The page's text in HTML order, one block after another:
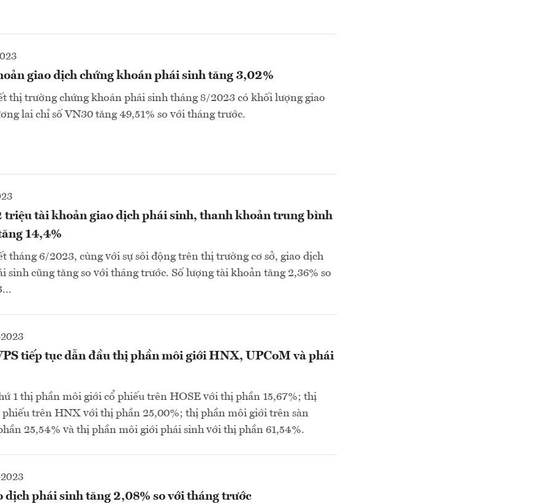
giao dịch chứng khoán phái sinh tăng 3,02%
thị trường chứng khoán phái sinh tháng 8/2023 có khối lượng giao
lai chỉ số VN30 tăng 49,51% so với tháng trước.
triệu tài khoản giao dịch phái sinh, thanh khoản trung bình
14,4%
tháng 6/2023, cùng với sự sôi động trên thị trường cơ sở, giao dịch
sinh cũng tăng so với tháng trước. Số lượng tài khoản tăng 2,36% so
tiếp tục dẫn đầu thị phần môi giới HNX, UPCoM và phái
1 thị phần môi giới cổ phiếu trên HOSE với thị phần 15,67%; thị
phiếu trên HNX với thị phần 25,00%; thị phần môi giới trên sàn
25,54% và thị phần môi giới phái sinh với thị phần 61,54%.
dịch phái sinh tăng 2,08% so với tháng trước